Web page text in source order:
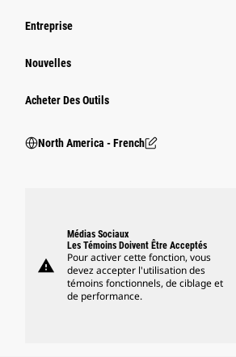
Entreprise
Nouvelles
Acheter Des Outils
North America - French
warning
Médias Sociaux
Les Témoins Doivent Être Acceptés
Pour activer cette fonction, vous
devez accepter l'utilisation des
témoins fonctionnels, de ciblage et
de performance.